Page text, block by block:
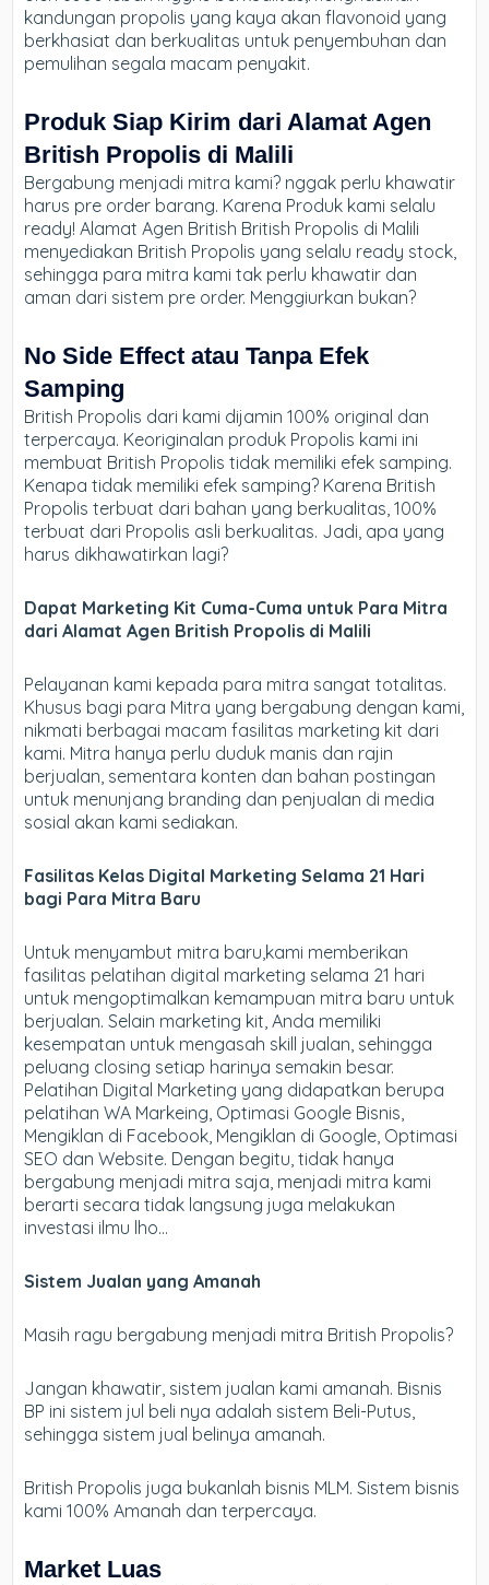
kandungan propolis yang kaya akan flavonoid yang
berkhasiat dan berkualitas untuk penyembuhan dan
pemulihan segala macam penyakit.
Produk Siap Kirim dari Alamat Agen
British Propolis di Malili
Bergabung menjadi mitra kami? nggak perlu khawatir
harus pre order barang. Karena Produk kami selalu
ready! Alamat Agen British British Propolis di Malili
menyediakan British Propolis yang selalu ready stock,
sehingga para mitra kami tak perlu khawatir dan
aman dari sistem pre order. Menggiurkan bukan?
No Side Effect atau Tanpa Efek
Samping
British Propolis dari kami dijamin 100% original dan
terpercaya. Keoriginalan produk Propolis kami ini
membuat British Propolis tidak memiliki efek samping.
Kenapa tidak memiliki efek samping? Karena British
Propolis terbuat dari bahan yang berkualitas, 100%
terbuat dari Propolis asli berkualitas. Jadi, apa yang
harus dikhawatirkan lagi?
Dapat Marketing Kit Cuma-Cuma untuk Para Mitra
dari Alamat Agen British Propolis di Malili
Pelayanan kami kepada para mitra sangat totalitas.
Khusus bagi para Mitra yang bergabung dengan kami,
nikmati berbagai macam fasilitas marketing kit dari
kami. Mitra hanya perlu duduk manis dan rajin
berjualan, sementara konten dan bahan postingan
untuk menunjang branding dan penjualan di media
sosial akan kami sediakan.
Fasilitas Kelas Digital Marketing Selama 21 Hari
bagi Para Mitra Baru
Untuk menyambut mitra baru,kami memberikan
fasilitas pelatihan digital marketing selama 21 hari
untuk mengoptimalkan kemampuan mitra baru untuk
berjualan. Selain marketing kit, Anda memiliki
kesempatan untuk mengasah skill jualan, sehingga
peluang closing setiap harinya semakin besar.
Pelatihan Digital Marketing yang didapatkan berupa
pelatihan WA Markeing, Optimasi Google Bisnis,
Mengiklan di Facebook, Mengiklan di Google, Optimasi
SEO dan Website. Dengan begitu, tidak hanya
bergabung menjadi mitra saja, menjadi mitra kami
berarti secara tidak langsung juga melakukan
investasi ilmu lho…
Sistem Jualan yang Amanah
Masih ragu bergabung menjadi mitra British Propolis?
Jangan khawatir, sistem jualan kami amanah. Bisnis
BP ini sistem jul beli nya adalah sistem Beli-Putus,
sehingga sistem jual belinya amanah.
British Propolis juga bukanlah bisnis MLM. Sistem bisnis
kami 100% Amanah dan terpercaya.
Market Luas